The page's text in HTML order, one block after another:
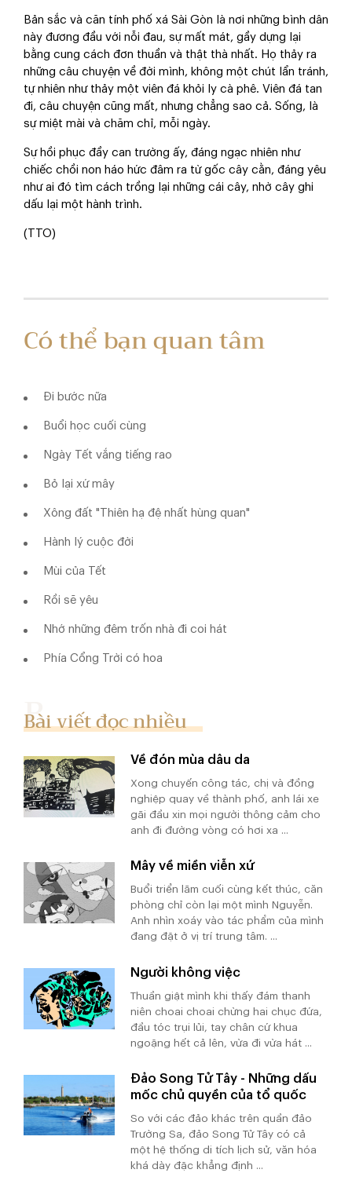
Bản sắc và căn tính phố xá Sài Gòn là nơi những bình dân
này đương đầu với nỗi đau, sự mất mát, gầy dựng lại
bằng cung cách đơn thuần và thật thà nhất. Họ thảy ra
những câu chuyện về đời mình, không một chút lẩn tránh,
tự nhiên như thảy một viên đá khỏi ly cà phê. Viên đá tan
đi, câu chuyện cũng mất, nhưng chẳng sao cả. Sống, là
sự miệt mài và chăm chỉ, mỗi ngày.
Sự hồi phục đầy can trường ấy, đáng ngạc nhiên như
chiếc chồi non háo hức đâm ra từ gốc cây cằn, đáng yêu
như ai đó tìm cách trồng lại những cái cây, nhờ cây ghi
dấu lại một hành trình.
(TTO)
Có thể bạn quan tâm
Đi bước nữa
Buổi học cuối cùng
Ngày Tết vắng tiếng rao
Bỏ lại xứ mây
Xông đất "Thiên hạ đệ nhất hùng quan"
Hành lý cuộc đời
Mùi của Tết
Rồi sẽ yêu
Nhớ những đêm trốn nhà đi coi hát
Phía Cổng Trời có hoa
Bài viết đọc nhiều
Về đón mùa dâu da
Xong chuyến công tác, chị và đồng
nghiệp quay về thành phố, anh lái xe
gãi đầu xin mọi người thông cảm cho
anh đi đường vòng có hơi xa ...
Mây về miền viễn xứ
Buổi triển lãm cuối cùng kết thúc, căn
phòng chỉ còn lại một mình Nguyễn.
Anh nhìn xoáy vào tác phẩm của mình
đang đặt ở vị trí trung tâm. ...
Người không việc
Thuần giật mình khi thấy đám thanh
niên choai choai chừng hai chục đứa,
đầu tóc trụi lủi, tay chân cứ khua
ngoặng hết cả lên, vừa đi vừa hát ...
Đảo Song Tử Tây - Những dấu
mốc chủ quyền của tổ quốc
So với các đảo khác trên quần đảo
Trường Sa, đảo Song Tử Tây có cả
một hệ thống di tích lịch sử, văn hóa
khá dày đặc khẳng định ...